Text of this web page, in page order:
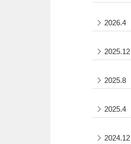
2026.4
2025.12
2025.8
2025.4
2024.12